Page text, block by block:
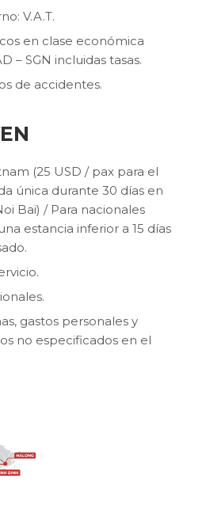
V.A.T.
en clase económica
– SGN incluidas tasas.
de accidentes.
(25 USD / pax para el
única durante 30 días en
Bai) / Para nacionales
estancia inferior a 15 días
gastos personales y
no especificados en el